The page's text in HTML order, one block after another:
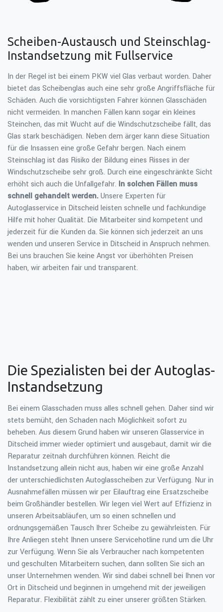
Scheiben-Austausch und Steinschlag-
Instandsetzung mit Fullservice
In der Regel ist bei einem PKW viel Glas verbaut worden. Daher
bietet das Scheibenglas auch eine sehr große Angriffsfläche für
Schäden. Auch die vorsichtigsten Fahrer können Glasschäden
nicht vermeiden. In manchen Fällen kann sogar ein kleines
Steinchen, das mit Wucht auf die Windschutzscheibe fällt, das
Glas stark beschädigen. Neben dem ärger kann diese Situation
für die Insassen eine große Gefahr bergen. Nach einem
Steinschlag ist das Risiko der Bildung eines Risses in der
Windschutzscheibe sehr groß. Durch eine eingeschränkte Sicht
erhöht sich auch die Unfallgefahr. In solchen Fällen muss
schnell gehandelt werden.Unsere Experten für
Autoglasservice in Ditscheid leisten schnelle und fachkundige
Hilfe mit hoher Qualität. Die Mitarbeiter sind kompetent und
jederzeit für die Kunden da. Sie können sich jederzeit an uns
wenden und unseren Service in Ditscheid in Anspruch nehmen.
Bei uns brauchen Sie keine Angst vor überhöhten Preisen
haben, wir arbeiten fair und transparent.
Die Spezialisten bei der Autoglas-
Instandsetzung
Bei einem Glasschaden muss alles schnell gehen. Daher sind wir
stets bemüht, den Schaden nach Möglichkeit sofort zu
beheben. Aus diesem Grund haben wir unseren Glasservice in
Ditscheid immer wieder optimiert und ausgebaut, damit wir die
Reparatur zeitnah durchführen können. Reicht die
Instandsetzung allein nicht aus, haben wir eine große Anzahl
der unterschiedlichsten Autoglasscheiben zur Verfügung. Nur in
Ausnahmefällen müssen wir per Eilauftrag eine Ersatzscheibe
beim Großhändler bestellen. Wir legen viel Wert auf Effizienz in
unseren Arbeitsabläufen, um so einen schnellen und
ordnungsgemäßen Tausch Ihrer Scheibe zu gewährleisten. Für
Ihre Anliegen steht Ihnen unsere Servicehotline rund um die Uhr
zur Verfügung. Wenn Sie als Verbraucher nach kompetenten
und geschulten Mitarbeitern suchen, dann sollten Sie sich an
unser Unternehmen wenden. Wir sind dabei schnell bei Ihnen vor
Ort in Ditscheid und beginnen in umgehend mit der jeweiligen
Reparatur. Flexibilität zählt zu einer unserer größten Stärken.